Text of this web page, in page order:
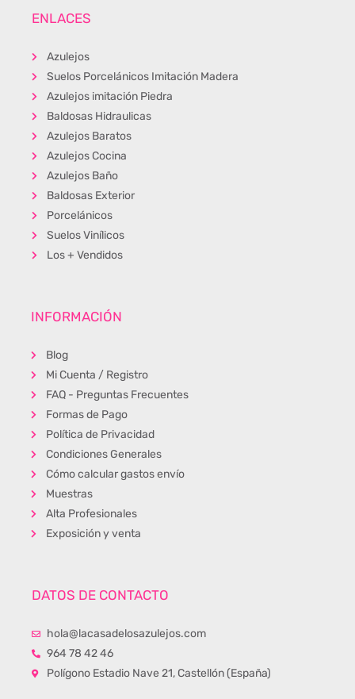
ENLACES
Azulejos
Suelos Porcelánicos Imitación Madera
Azulejos imitación Piedra
Baldosas Hidraulicas
Azulejos Baratos
Azulejos Cocina
Azulejos Baño
Baldosas Exterior
Porcelánicos
Suelos Vinílicos
Los + Vendidos
INFORMACIÓN
Blog
Mi Cuenta / Registro
FAQ - Preguntas Frecuentes
Formas de Pago
Política de Privacidad
Condiciones Generales
Cómo calcular gastos envío
Muestras
Alta Profesionales
Exposición y venta
DATOS DE CONTACTO
hola@lacasadelosazulejos.com
964 78 42 46
Polígono Estadio Nave 21, Castellón (España)